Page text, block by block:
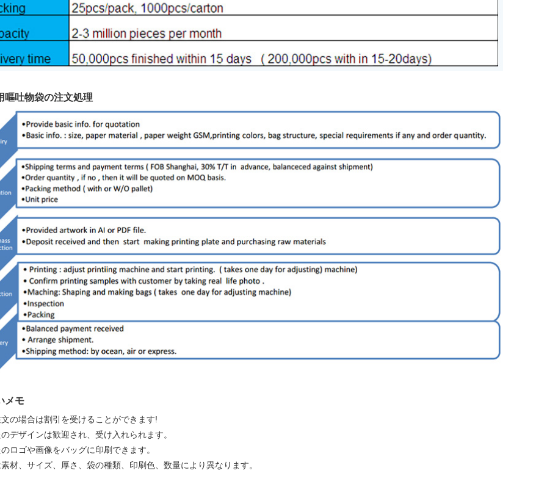
嘔吐物袋の注文処理
メモ
の場合は割引を受けることができます!
デザインは歓迎され、受け入れられます。
ロゴや画像をバッグに印刷できます。
材、サイズ、厚さ、袋の種類、印刷色、数量により異なります。